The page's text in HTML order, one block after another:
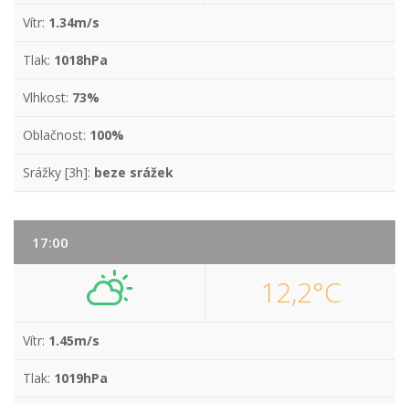
Vítr: 1.34m/s
Tlak: 1018hPa
Vlhkost: 73%
Oblačnost: 100%
Srážky [3h]: beze srážek
17:00
12,2°C
Vítr: 1.45m/s
Tlak: 1019hPa